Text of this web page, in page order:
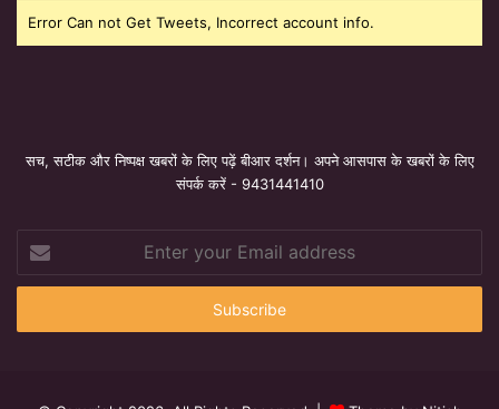
Error Can not Get Tweets, Incorrect account info.
सच, सटीक और निष्पक्ष खबरों के लिए पढ़ें बीआर दर्शन। अपने आसपास के खबरों के लिए
संपर्क करें - 9431441410
your
Email